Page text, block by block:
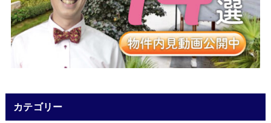
カテゴリー